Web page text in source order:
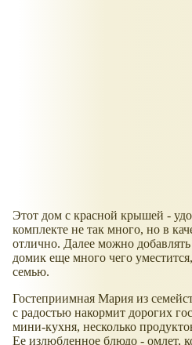
Этот дом с красной крышей -
комплекте не так много, но в
отлично. Далее можно
домик еще много чего
семью.
Гостеприимная Мария из
с радостью накормит дорогих
мини-кухня, несколько
Ее излюбленное блюдо - омлет,